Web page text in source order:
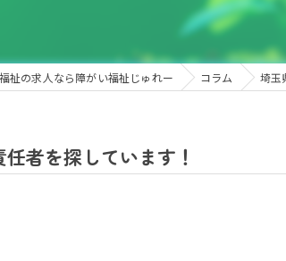
祉の求人なら障がい福祉じゅれー コラム 埼玉
者を探しています！